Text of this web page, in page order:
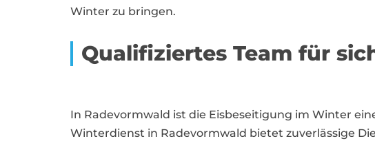
Winter zu bringen.
Qualifiziertes Team für
In Radevormwald ist die Eisbeseitigung im Winter
Winterdienst in Radevormwald bietet zuverlässige